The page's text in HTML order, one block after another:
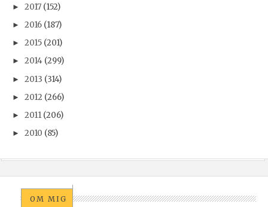
► 2017 (152)
► 2016 (187)
► 2015 (201)
► 2014 (299)
► 2013 (314)
► 2012 (266)
► 2011 (206)
► 2010 (85)
OM MIG